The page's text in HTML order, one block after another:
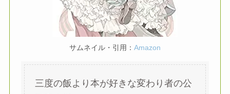
サムネイル・引用： Amazon
三度の飯より本が好きな変わり者の公